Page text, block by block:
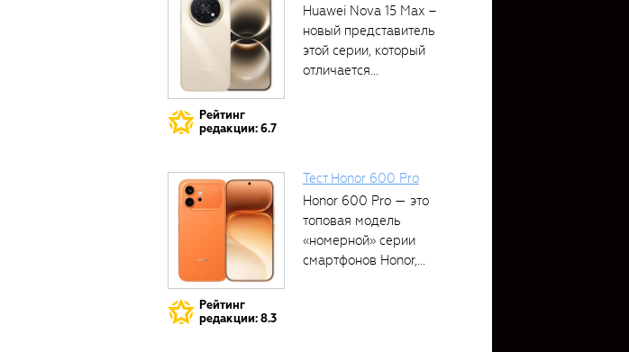
Рейтинг
редакции: 6.7
Huawei Nova 15 Max –
новый представитель
этой серии, который
отличается...
Рейтинг
редакции: 8.3
Тест Honor 600 Pro
Honor 600 Pro — это
топовая модель
«номерной» серии
смартфонов Honor,...